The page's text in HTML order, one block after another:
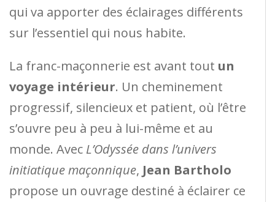
qui va apporter des éclairages différents
sur l’essentiel qui nous habite.
La franc-maçonnerie est avant tout un
voyage intérieur. Un cheminement
progressif, silencieux et patient, où l’être
s’ouvre peu à peu à lui-même et au
monde. Avec L’Odyssée dans l’univers
initiatique maçonnique, Jean Bartholo
propose un ouvrage destiné à éclairer ce